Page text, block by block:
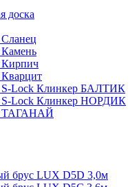
доска
Камень
Кирпич
Кварцит
S-Lock Клинкер БАЛТИК
S-Lock Клинкер НОРДИК
ТАГАНАЙ
брус LUX D5D 3,0м